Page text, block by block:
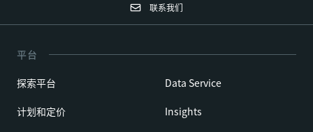
联系我们
平台
探索平台
计划和定价
Data Service
Insights